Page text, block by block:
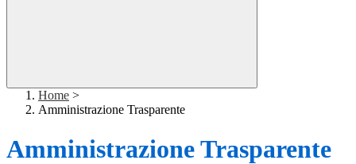
Home >
Amministrazione Trasparente
Amministrazione Trasparente